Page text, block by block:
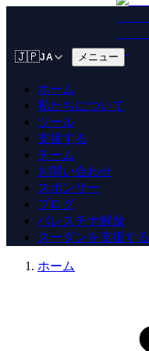
🇯🇵JA メニュー
ホーム
私たちについて
ツール
支援する
チーム
お問い合わせ
スポンサー
ブログ
パレスチナ解放
スーダンを支援する
ホーム